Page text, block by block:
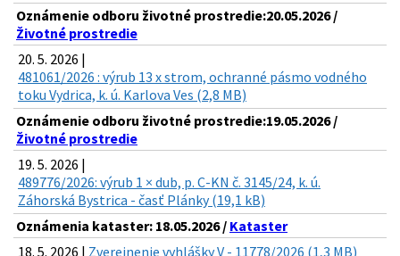
Oznámenie odboru životné prostredie:20.05.2026 /
Životné prostredie
20. 5. 2026 |
481061/2026 : výrub 13 x strom, ochranné pásmo vodného
toku Vydrica, k. ú. Karlova Ves (2,8 MB)
Oznámenie odboru životné prostredie:19.05.2026 /
Životné prostredie
19. 5. 2026 |
489776/2026: výrub 1 × dub, p. C-KN č. 3145/24, k. ú.
Záhorská Bystrica - časť Plánky (19,1 kB)
Oznámenia kataster: 18.05.2026 / Kataster
18. 5. 2026 | Zverejnenie vyhlášky V - 11778/2026 (1,3 MB)